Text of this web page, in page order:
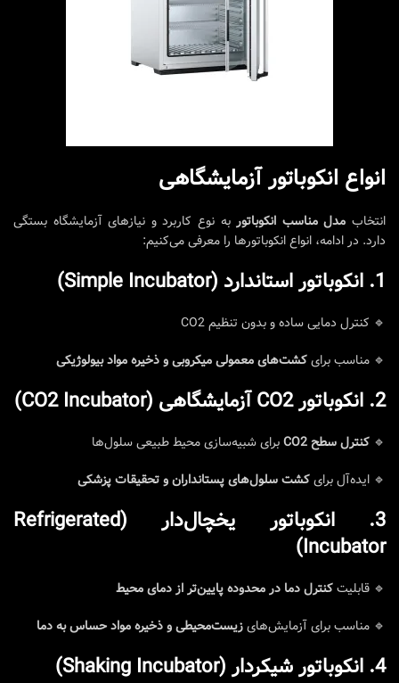
انواع انکوباتور آزمایشگاهی
انتخاب مدل مناسب انکوباتوربه نوع کاربرد و نیازهای آزمایشگاه بستگی
دارد. در ادامه، انواع انکوباتورها را معرفی می‌کنیم:
1. انکوباتور استاندارد (Simple Incubator)
🔹 کنترل دمایی ساده و بدون تنظیم CO2
🔹 مناسب برایکشت‌های معمولی میکروبی و ذخیره مواد بیولوژیکی
2. انکوباتور CO2 آزمایشگاهی (CO2 Incubator)
🔹 کنترل سطح CO2
برای شبیه‌سازی محیط طبیعی سلول‌ها
🔹 ایده‌آل برایکشت سلول‌های پستانداران و تحقیقات پزشکی
3. انکوباتور یخچال‌دار (Refrigerated
Incubator)
🔹 قابلیتکنترل دما در محدوده پایین‌تر از دمای محیط
🔹 مناسب برای آزمایش‌هایزیست‌محیطی و ذخیره مواد حساس به دما
4. انکوباتور شیکردار (Shaking Incubator)